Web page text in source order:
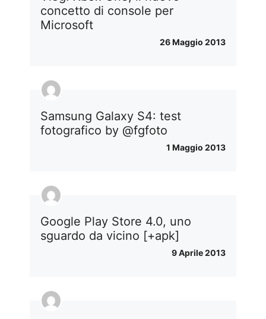
concetto di console per
Microsoft
26 Maggio 2013
Samsung Galaxy S4: test
fotografico by @fgfoto
1 Maggio 2013
Google Play Store 4.0, uno
sguardo da vicino [+apk]
9 Aprile 2013